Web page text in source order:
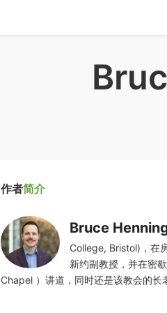
作者简介
Bruce
College, Bristol)，在
新约副教授，并在密
Chapel ）讲道，同时还是该教会的长